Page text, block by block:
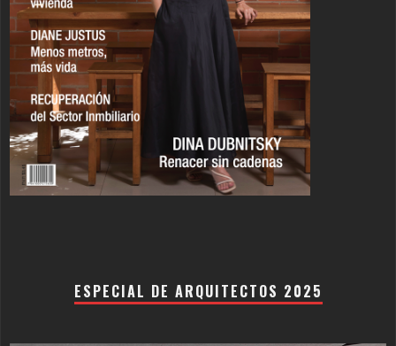
ESPECIAL DE ARQUITECTOS 2025